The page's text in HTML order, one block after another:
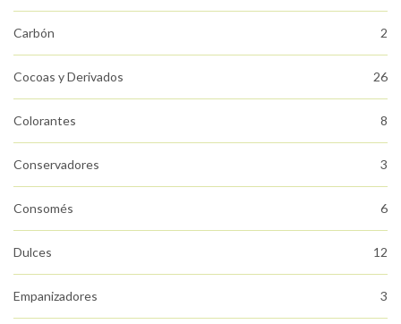
Carbón 2
Cocoas y Derivados 26
Colorantes 8
Conservadores 3
Consomés 6
Dulces 12
Empanizadores 3